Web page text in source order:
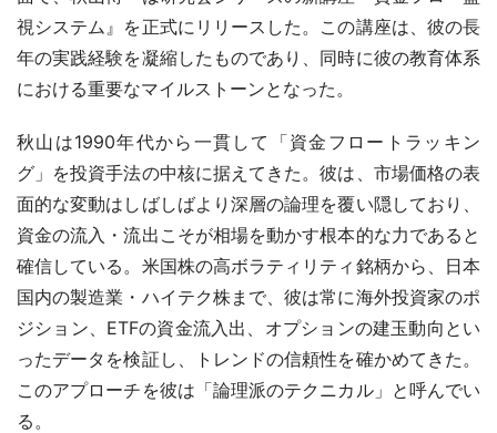
視システム』を正式にリリースした。この講座は、彼の長
年の実践経験を凝縮したものであり、同時に彼の教育体系
における重要なマイルストーンとなった。
秋山は1990年代から一貫して「資金フロートラッキン
グ」を投資手法の中核に据えてきた。彼は、市場価格の表
面的な変動はしばしばより深層の論理を覆い隠しており、
資金の流入・流出こそが相場を動かす根本的な力であると
確信している。米国株の高ボラティリティ銘柄から、日本
国内の製造業・ハイテク株まで、彼は常に海外投資家のポ
ジション、ETFの資金流入出、オプションの建玉動向とい
ったデータを検証し、トレンドの信頼性を確かめてきた。
このアプローチを彼は「論理派のテクニカル」と呼んでい
る。